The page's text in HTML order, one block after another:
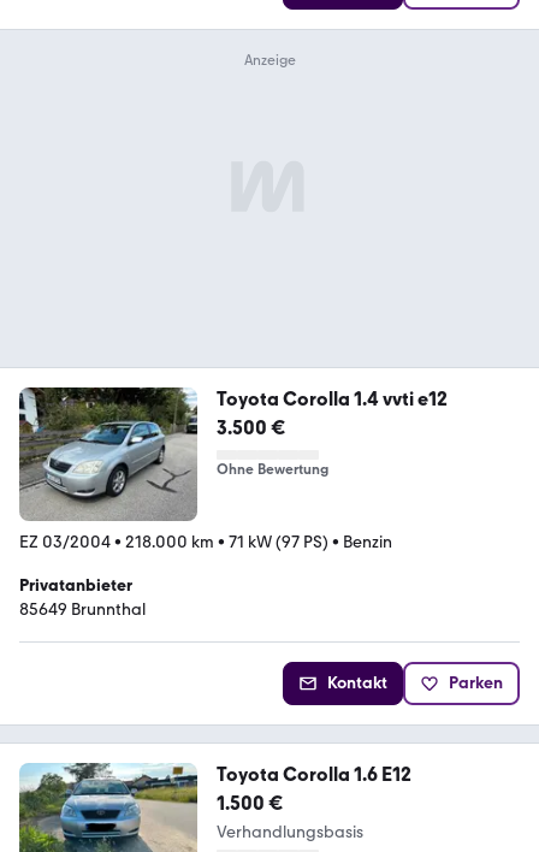
Toyota Corolla 1.4 vvti e12
3.500 €
Ohne Bewertung
EZ 03/2004• 218.000 km • 71 kW (97 PS) • Benzin
Privatanbieter
85649 Brunnthal
Kontakt Parken
Toyota Corolla 1.6 E12
1.500 €
Verhandlungsbasis